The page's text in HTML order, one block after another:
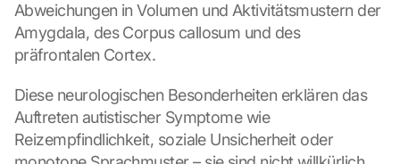
Abweichungen in Volumen und Aktivitätsmustern der
Amygdala, des Corpus callosum und des
präfrontalen Cortex.
Diese neurologischen Besonderheiten erklären das
Auftreten autistischer Symptome wie
Reizempfindlichkeit, soziale Unsicherheit oder